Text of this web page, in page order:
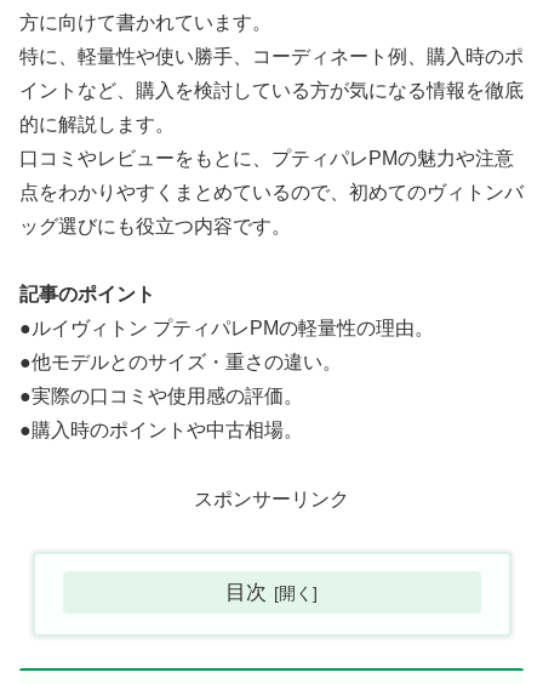
方に向けて書かれています。
特に、軽量性や使い勝手、コーディネート例、購入時のポ
イントなど、購入を検討している方が気になる情報を徹底
的に解説します。
口コミやレビューをもとに、プティパレPMの魅力や注意
点をわかりやすくまとめているので、初めてのヴィトンバ
ッグ選びにも役立つ内容です。
記事のポイント
●ルイヴィトン プティパレPMの軽量性の理由。
●他モデルとのサイズ・重さの違い。
●実際の口コミや使用感の評価。
●購入時のポイントや中古相場。
スポンサーリンク
目次